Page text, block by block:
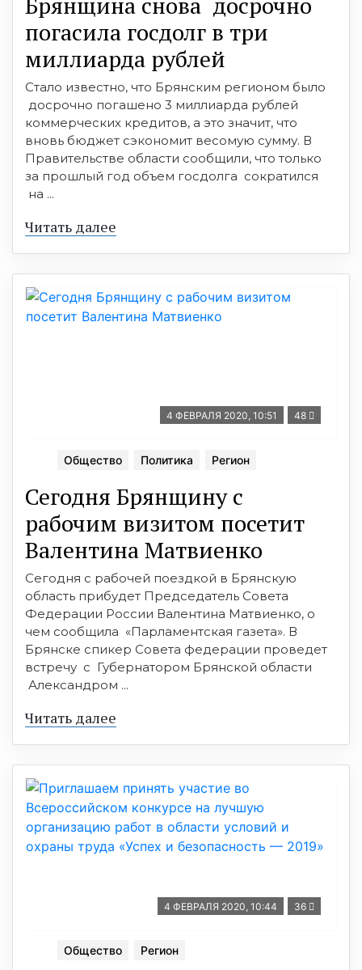
погасила госдолг в три
миллиарда рублей
Стало известно, что Брянским регионом было
досрочно погашено 3 миллиарда рублей
коммерческих кредитов, а это значит, что
вновь бюджет сэкономит весомую сумму. В
Правительстве области сообщили, что только
за прошлый год объем госдолга сократился
на ...
Читать далее
4 ФЕВРАЛЯ 2020, 10:51 48
Общество Политика Регион
Сегодня Брянщину с
рабочим визитом посетит
Валентина Матвиенко
Сегодня с рабочей поездкой в Брянскую
область прибудет Председатель Совета
Федерации России Валентина Матвиенко, о
чем сообщила «Парламентская газета». В
Брянске спикер Совета федерации проведет
встречу с Губернатором Брянской области
Александром ...
Читать далее
4 ФЕВРАЛЯ 2020, 10:44 36
Общество Регион